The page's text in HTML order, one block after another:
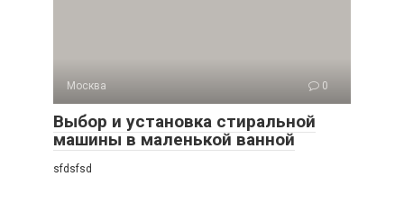
Москва 0
Выбор и установка стиральной
машины в маленькой ванной
sfdsfsd